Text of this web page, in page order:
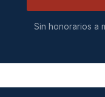
Sin honorarios a